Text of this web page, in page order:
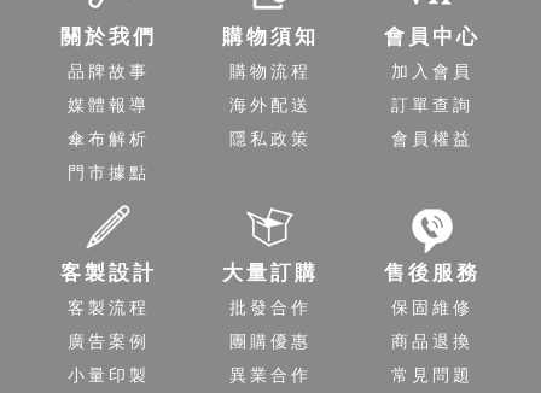
關於我們
品牌故事
媒體報導
傘布解析
門市據點
購物須知
購物流程
海外配送
隱私政策
會員中心
加入會員
訂單查詢
會員權益
客製設計
客製流程
廣告案例
小量印製
大量訂購
批發合作
團購優惠
異業合作
售後服務
保固維修
商品退換
常見問題